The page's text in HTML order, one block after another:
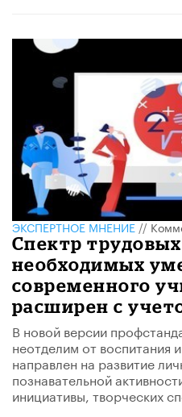
ЭКСПЕРТНОЕ МНЕНИЕ//
Спектр
необходимых
современного
расширен с
В новой версии
неотделим от воспитания
направлен на развитие
познавательной
инициативы, творческих